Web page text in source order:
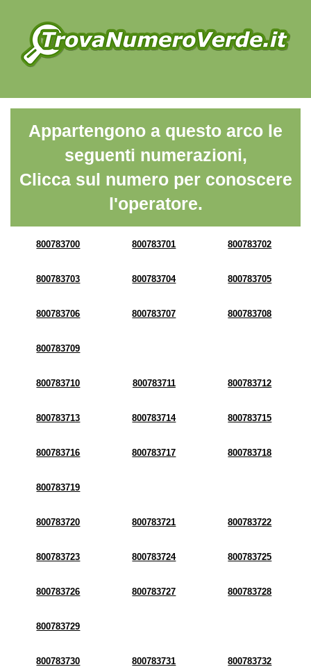
Appartengono a questo arco le
seguenti numerazioni,
Clicca sul numero per conoscere
l'operatore.
800783700 800783701 800783702
800783703 800783704 800783705
800783706 800783707 800783708
800783709
800783710 800783711 800783712
800783713 800783714 800783715
800783716 800783717 800783718
800783719
800783720 800783721 800783722
800783723 800783724 800783725
800783726 800783727 800783728
800783729
800783730 800783731 800783732